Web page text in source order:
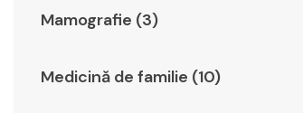
Mamografie (3)
Medicină de familie (10)